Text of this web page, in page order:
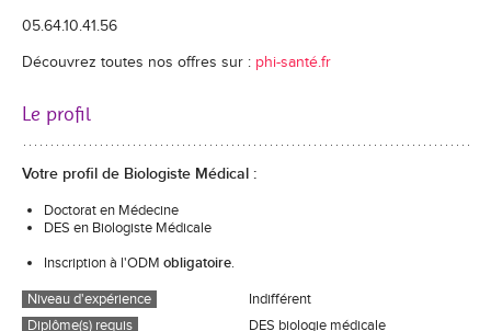
05.64.10.41.56
Découvrez toutes nos offres sur : phi-santé.fr
Le profil
Votre profil de Biologiste Médical :
Doctorat en Médecine
DES en Biologiste Médicale
Inscription à l'ODM obligatoire.
Niveau d'expérience
Indifférent
Diplôme(s) requis
DES biologie médicale